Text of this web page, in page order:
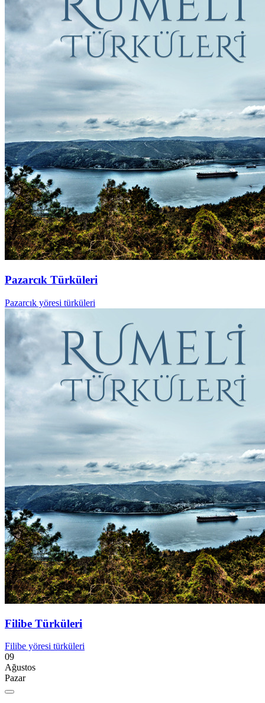
Pazarcık Türküleri
Pazarcık yöresi türküleri
Filibe Türküleri
Filibe yöresi türküleri
09
Ağustos
Pazar